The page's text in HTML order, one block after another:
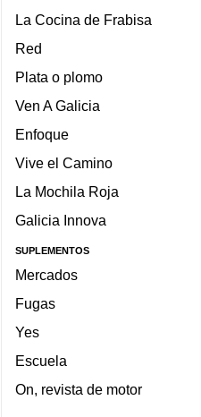
La Cocina de Frabisa
Red
Plata o plomo
Ven A Galicia
Enfoque
Vive el Camino
La Mochila Roja
Galicia Innova
SUPLEMENTOS
Mercados
Fugas
Yes
Escuela
On, revista de motor